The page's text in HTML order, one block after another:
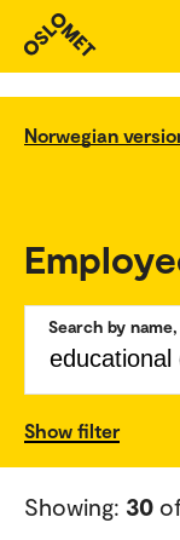
Norwegian
Search by
Show filter
Showing: 30